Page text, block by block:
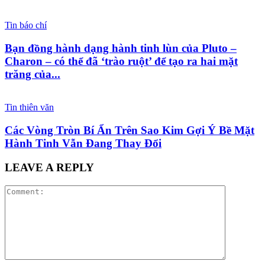
Tin báo chí
Bạn đồng hành dạng hành tinh lùn của Pluto –
Charon – có thể đã ‘trào ruột’ để tạo ra hai mặt
trăng của...
Tin thiên văn
Các Vòng Tròn Bí Ẩn Trên Sao Kim Gợi Ý Bề Mặt
Hành Tinh Vẫn Đang Thay Đổi
LEAVE A REPLY